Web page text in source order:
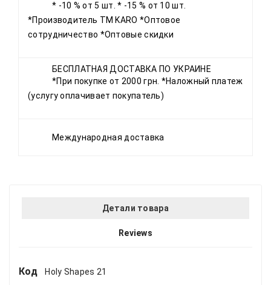
* -10 % от 5 шт. * -15 % от 10 шт.
*Производитель ТМ KARO *Оптовое
сотрудничество *Оптовые скидки
БЕСПЛАТНАЯ ДОСТАВКА ПО УКРАИНЕ
*При покупке от 2000 грн. *Наложный платеж
(услугу оплачивает покупатель)
Международная доставка
Детали товара
Reviews
Код Holy Shapes 21